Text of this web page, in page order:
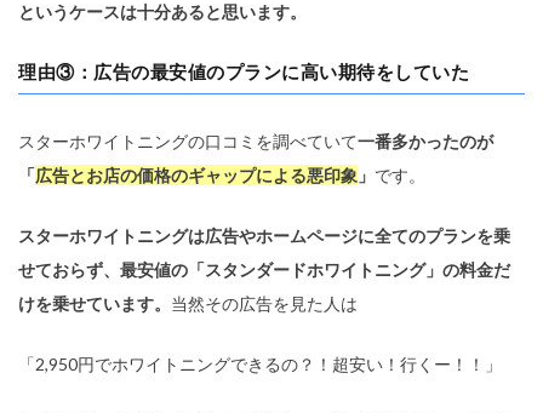
というケースは十分あると思います。
理由③：広告の最安値のプランに高い期待をしていた
スターホワイトニングの口コミを調べていて一番多かったのが
「広告とお店の価格のギャップによる悪印象 」 です。
スターホワイトニングは広告やホームページに全てのプランを乗
せておらず、最安値の「スタンダードホワイトニング」の料金だ
けを乗せています。 当然その広告を見た人は
「2,950円でホワイトニングできるの？！超安い！行くー！！」